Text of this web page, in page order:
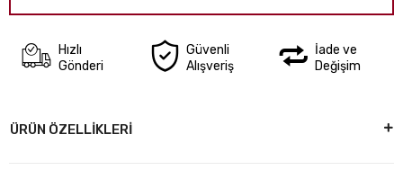
Hızlı
Gönderi
Güvenli
Alışveriş
İade ve
Değişim
ÜRÜN ÖZELLİKLERİ